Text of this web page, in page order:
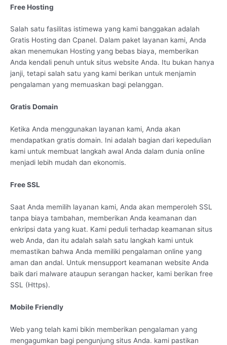
Free Hosting
Salah satu fasilitas istimewa yang kami banggakan adalah
Gratis Hosting dan Cpanel. Dalam paket layanan kami, Anda
akan menemukan Hosting yang bebas biaya, memberikan
Anda kendali penuh untuk situs website Anda. Itu bukan hanya
janji, tetapi salah satu yang kami berikan untuk menjamin
pengalaman yang memuaskan bagi pelanggan.
Gratis Domain
Ketika Anda menggunakan layanan kami, Anda akan
mendapatkan gratis domain. Ini adalah bagian dari kepedulian
kami untuk membuat langkah awal Anda dalam dunia online
menjadi lebih mudah dan ekonomis.
Free SSL
Saat Anda memilih layanan kami, Anda akan memperoleh SSL
tanpa biaya tambahan, memberikan Anda keamanan dan
enkripsi data yang kuat. Kami peduli terhadap keamanan situs
web Anda, dan itu adalah salah satu langkah kami untuk
memastikan bahwa Anda memiliki pengalaman online yang
aman dan andal. Untuk mensupport keamanan website Anda
baik dari malware ataupun serangan hacker, kami berikan free
SSL (Https).
Mobile Friendly
Web yang telah kami bikin memberikan pengalaman yang
mengagumkan bagi pengunjung situs Anda. kami pastikan